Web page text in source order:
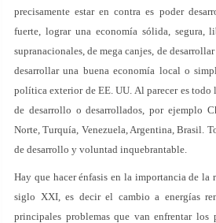
precisamente estar en contra es poder
fuerte, lograr una economía sólida, segura,
supranacionales, de mega canjes, de
desarrollar una buena economía local o
política exterior de EE. UU. Al parecer es todo
de desarrollo o desarrollados, por ejemplo
Norte, Turquía, Venezuela, Argentina, Brasil.
de desarrollo y voluntad inquebrantable.
Hay que hacer énfasis en la importancia de la
siglo XXI, es decir el cambio a energías
principales problemas que van enfrentar los